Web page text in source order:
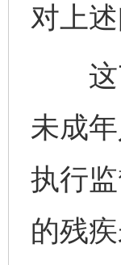
对上
这7
未成
执行
的残